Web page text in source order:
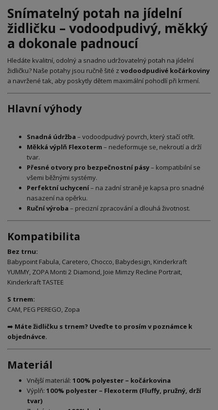
Snímatelný potah na jídelní
židličku – vodoodpudivý, měkký
a dokonale padnoucí
Hledáte kvalitní, odolný a snadno udržovatelný potah na jídelní
židličku? Naše potahy jsou ručně šité z vodoodpudivé kočárkoviny
a navržené tak, aby poskytly dětem maximální pohodlí při krmení.
Hlavní výhody
Snadná údržba – vodoodpudivý povrch, který stačí otřít.
Měkká výplň Flexoterm – nedeformuje se, nekroutí a drží
tvar.
Přesné otvory pro bezpečnostní pásy– kompatibilní se
všemi běžnými systémy.
Perfektní uchycení– na zadní straně je kapsa pro snadné
nasazení na opěrku.
Ruční výroba – precizní zpracování a dlouhá životnost.
Kompatibilita
Bez trnu:
Babypoint Fabula, Caretero, Chocco, Babydesign, Kinderkraft
YUMMY, ZOPA Monti 2 Diamond, Joie Mimzy Recline Portrait,
Kinderkraft TASTEE
S trnem:
CAM, PEG PEREGO, Zopa
➡️ Máte židličku s trnem? Uveďte to prosím v poznámce k
objednávce.
Materiál
Vnější materiál: 100% polyester – kočárkovina
Výplň: 100% polyester – Flexoterm (Fluffy, pružný, drží
tvar)